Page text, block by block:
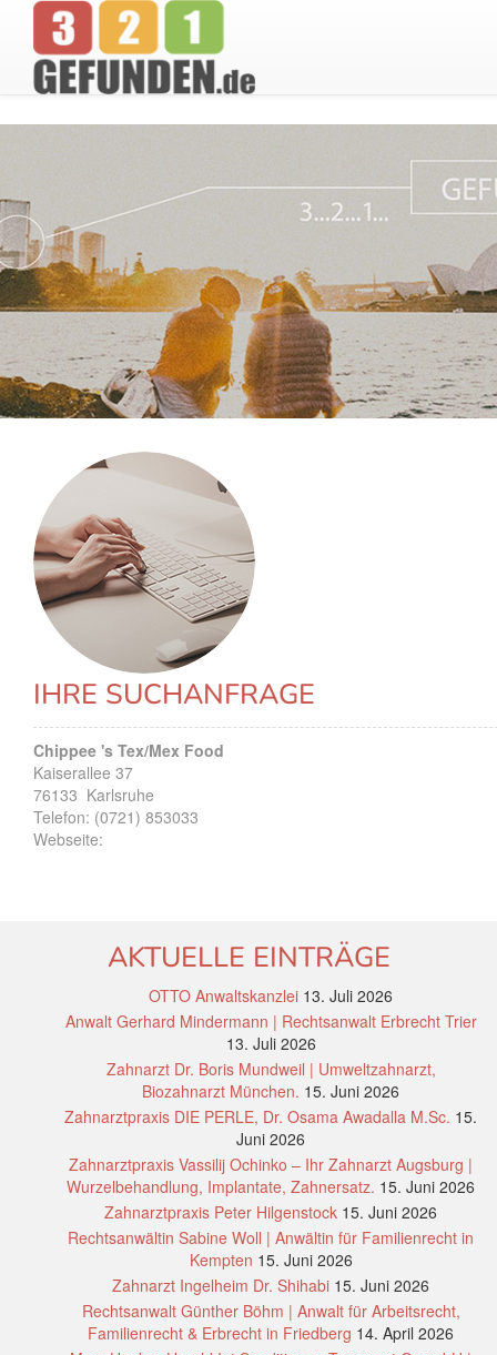
IHRE SUCHANFRAGE
Chippee 's Tex/Mex Food
Kaiserallee 37
76133 Karlsruhe
Telefon: (0721) 853033
Webseite:
AKTUELLE EINTRÄGE
OTTO Anwaltskanzlei 13. Juli 2026
Anwalt Gerhard Mindermann | Rechtsanwalt Erbrecht Trier
13. Juli 2026
Zahnarzt Dr. Boris Mundweil | Umweltzahnarzt,
Biozahnarzt München. 15. Juni 2026
Zahnarztpraxis DIE PERLE, Dr. Osama Awadalla M.Sc. 15.
Juni 2026
Zahnarztpraxis Vassilij Ochinko – Ihr Zahnarzt Augsburg |
Wurzelbehandlung, Implantate, Zahnersatz. 15. Juni 2026
Zahnarztpraxis Peter Hilgenstock 15. Juni 2026
Rechtsanwältin Sabine Woll | Anwältin für Familienrecht in
Kempten 15. Juni 2026
Zahnarzt Ingelheim Dr. Shihabi 15. Juni 2026
Rechtsanwalt Günther Böhm | Anwalt für Arbeitsrecht,
Familienrecht & Erbrecht in Friedberg 14. April 2026